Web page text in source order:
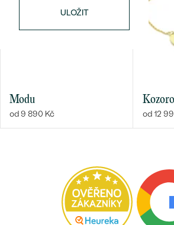
ULOŽIT
Modu
od 9 890 Kč od 12